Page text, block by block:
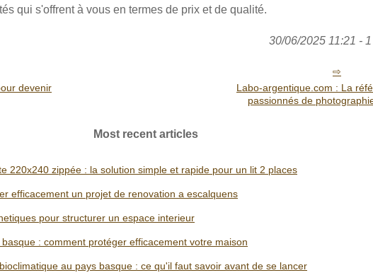
qui s'offrent à vous en termes de prix et de qualité.
30/06/2025 11:21 -
devenir
Labo-argentique.com : La
passionnés de
Most recent articles
220x240 zippée : la solution simple et rapide pour un lit 2 places
efficacement un projet de renovation a escalquens
pour structurer un espace interieur
: comment protéger efficacement votre maison
au pays basque : ce qu'il faut savoir avant de se lancer